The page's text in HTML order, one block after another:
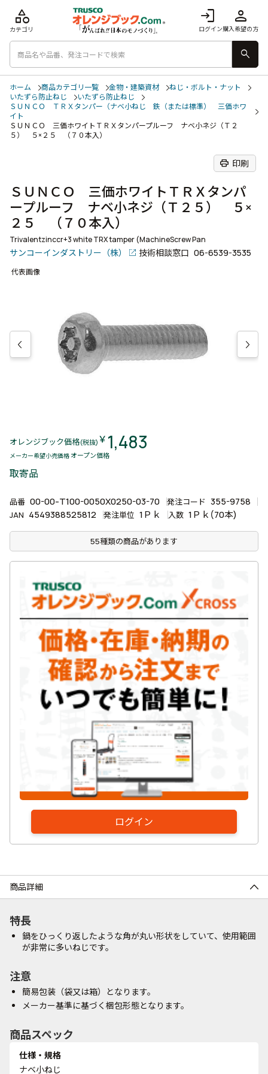
login
ログイン
person
購入希望の方
category
カテゴリ
search
ホーム 商品カテゴリ一覧 金物・建築資材
ねじ・ボルト・ナット
いたずら防止ねじ
いたずら防止ねじ
ＳＵＮＣＯ ＴＲＸタンパー（ナベ小ねじ 鉄（または標準） 三価ホワ
イト
ＳＵＮＣＯ 三価ホワイトＴＲＸタンパープルーフ ナベ小ネジ（Ｔ２
５） ５×２５ （７０本入）
print 印刷
ＳＵＮＣＯ 三価ホワイトＴＲＸタンパ
ープルーフ ナベ小ネジ（Ｔ２５） ５×
２５ （７０本入）
Trivalentzinccr+3 white TRX tamper (MachineScrew Pan
サンコーインダストリー（株） 技術相談窓口 06-6539-3535
代表画像
オレンジブック価格(税抜) ￥ 1,483
メーカー希望小売価格 オープン価格
取寄品
品番 00-00-T100-0050X0250-03-70 発注コード 355-9758
JAN 4549388525812 発注単位 1Ｐｋ 入数 1Ｐｋ(70本)
55種類の商品があります
ログイン
商品詳細
特長
鍋をひっくり返したような角が丸い形状をしていて、使用範囲
が非常に多いねじです。
注意
簡易包装（袋又は箱）となります。
メーカー基準に基づく梱包形態となります。
商品スペック
仕様・規格
ナベ小ねじ